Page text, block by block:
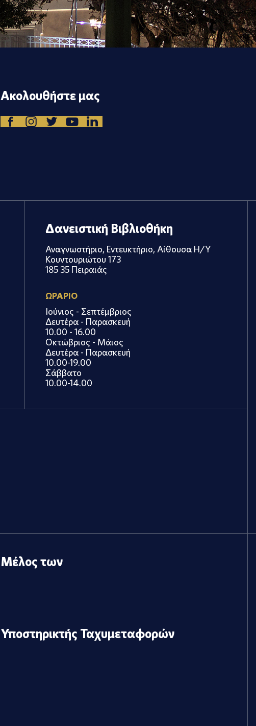
Ακολουθήστε μας
Δανειστική Βιβλιοθήκη
Αναγνωστήριο, Εντευκτήριο, Αίθουσα Η/Υ
Κουντουριώτου 173
185 35 Πειραιάς
ΩΡΑΡΙΟ
Ιούνιος - Σεπτέμβριος
Δευτέρα - Παρασκευή
10.00 - 16.00
Οκτώβριος - Μάιος
Δευτέρα - Παρασκευή
10.00-19.00
Σάββατο
10.00-14.00
Μέλος των
Υποστηρικτής Ταχυμεταφορών